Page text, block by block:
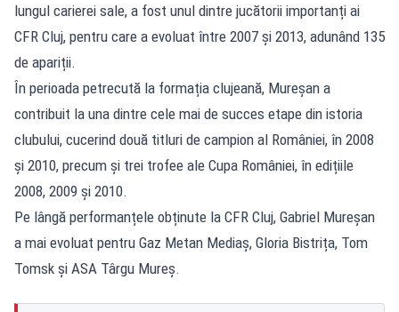
lungul carierei sale, a fost unul dintre jucătorii importanți ai
CFR Cluj, pentru care a evoluat între 2007 și 2013, adunând 135
de apariții.
În perioada petrecută la formația clujeană, Mureșan a
contribuit la una dintre cele mai de succes etape din istoria
clubului, cucerind două titluri de campion al României, în 2008
și 2010, precum și trei trofee ale Cupa României, în edițiile
2008, 2009 și 2010.
Pe lângă performanțele obținute la CFR Cluj, Gabriel Mureșan
a mai evoluat pentru Gaz Metan Mediaș, Gloria Bistrița, Tom
Tomsk și ASA Târgu Mureș.